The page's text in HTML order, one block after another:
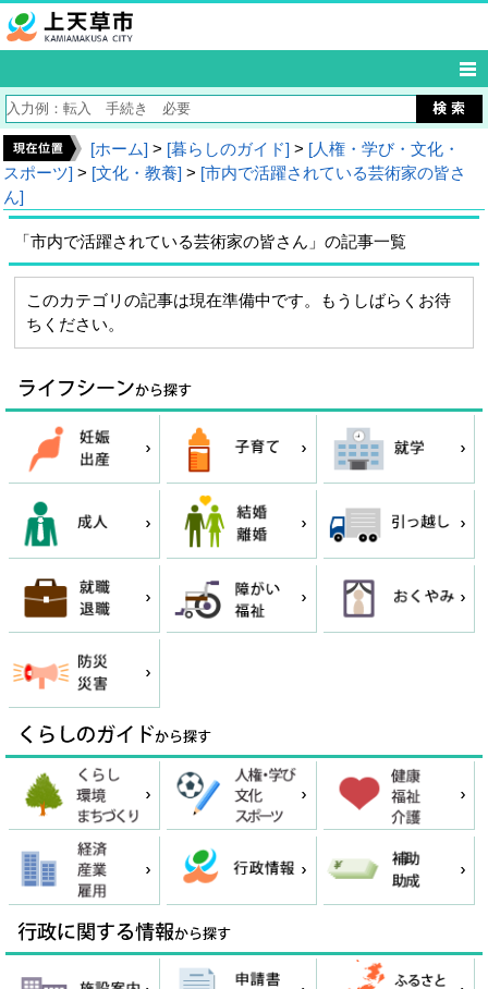
[ホーム] > [暮らしのガイド] > [人権・学び・文化・
スポーツ] > [文化・教養] > [市内で活躍されている芸術家の皆さ
ん]
「市内で活躍されている芸術家の皆さん」の記事一覧
このカテゴリの記事は現在準備中です。もうしばらくお待
ちください。